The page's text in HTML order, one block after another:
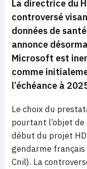
La directrice du
controversé
données de
annonce
Microsoft est
comme
l’échéance à
Le choix du
pourtant l’objet
début du projet
gendarme
Cnil). La